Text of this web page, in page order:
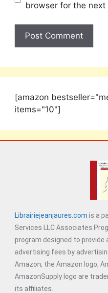
browser for the next
[amazon
items="10"]
Librairiejeanjaures.com is a
Services LLC Associates
program designed to
advertising fees by
Amazon, the Amazon logo,
AmazonSupply logo are
its affiliates.